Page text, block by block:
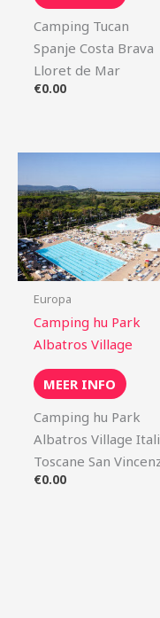
Camping Tucan
Spanje Costa Brava
Lloret de Mar
€0.00
Europa
Camping hu Park
Albatros Village
MEER INFO
Camping hu Park
Albatros Village
Toscane San
€0.00